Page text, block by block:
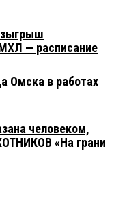
— расписание
Омска в работах
человеком,
«На грани